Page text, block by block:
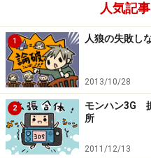
ボードゲームにト
合したら一体どう面白く
思います。
※記事内容は執筆時点のもので
い。
人気記
1 人狼の失敗し
2013/10/28
2
モンハン3G
所
2011/12/13